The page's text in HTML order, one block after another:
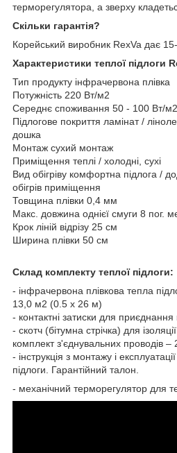
терморегулятора, а зверху
Скільки гарантія?
Корейський виробник RexVa дає 15-
Характеристики теплої підлоги
Тип продукту інфрачервона плівка
Потужність 220 Вт/м2
Середнє споживання 50 - 100 Вт/м2
Підлогове покриття ламінат /
дошка
Монтаж сухий монтаж
Приміщення теплі / холодні, сухі
Вид обігріву комфортна підлога /
обігрів приміщення
Товщина плівки 0,4 мм
Макс. довжина однієї смуги 8 пог.
Крок ліній відрізу 25 см
Ширина плівки 50 см
Склад комплекту теплої підлоги:
- інфрачервона плівкова тепла
13,0 м2 (0.5 х 26 м)
- контактні затиски для
- скотч (бітумна стрічка) для
комплект з'єднувальних проводів –
- інструкція з монтажу і
підлоги. Гарантійний талон.
- механічний терморегулятор для